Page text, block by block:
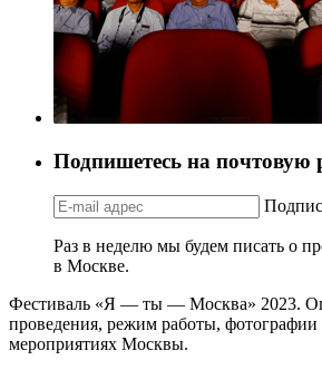
Подпишетесь на почтовую
Раз в неделю мы будем писать о
в Москве.
Фестиваль «Я — ты — Москва» 2023.
проведения, режим работы,
мероприятиях Москвы.